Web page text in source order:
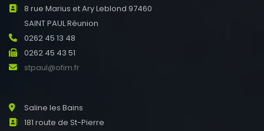
8 rue Marius et Ary Leblond 97460
SAINT PAUL Réunion
0262 45 13 48
0262 45 43 51
stpaul@ofim.fr
Saline les Bains
181 route de St-Pierre